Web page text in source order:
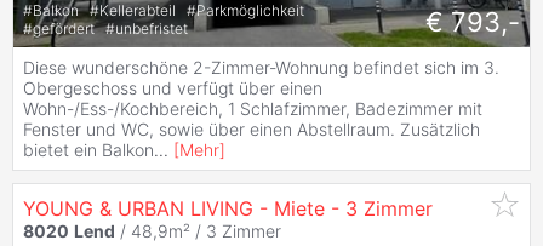
#Balkon #Kellerabteil #Parkmöglichkeit
#gefördert #unbefristet € 793,-
Diese wunderschöne 2-Zimmer-Wohnung befindet sich im 3.
Obergeschoss und verfügt über einen
Wohn-/Ess-/Kochbereich, 1 Schlafzimmer, Badezimmer mit
Fenster und WC, sowie über einen Abstellraum. Zusätzlich
bietet ein Balkon... [Mehr]
YOUNG & URBAN LIVING - Miete - 3 Zimmer
8020 Lend / 48,9m² / 3 Zimmer